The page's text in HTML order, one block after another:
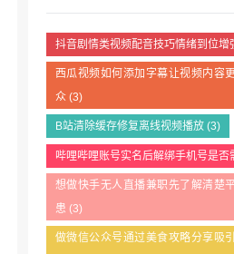
抖音剧情类视频配音技巧情绪到位增
西瓜视频如何添加字幕让视频内容
众(3)
B站清除缓存修复离线视频播放(3)
哔哩哔哩账号实名后解绑手机号是否
想做快手无人直播兼职先了解清楚
患 (3)
做微信公众号通过美食攻略分享吸